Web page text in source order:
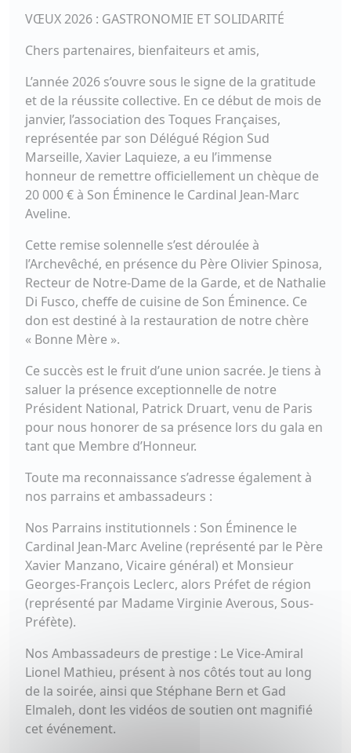
VŒUX 2026 : GASTRONOMIE ET SOLIDARITÉ
​Chers partenaires, bienfaiteurs et amis,
​L’année 2026 s’ouvre sous le signe de la gratitude
et de la réussite collective. En ce début de mois de
janvier, l’association des Toques Françaises,
représentée par son Délégué Région Sud
Marseille, Xavier Laquieze, a eu l’immense
honneur de remettre officiellement un chèque de
20 000 € à Son Éminence le Cardinal Jean-Marc
Aveline.
​Cette remise solennelle s’est déroulée à
l’Archevêché, en présence du Père Olivier Spinosa,
Recteur de Notre-Dame de la Garde, et de Nathalie
Di Fusco, cheffe de cuisine de Son Éminence. Ce
don est destiné à la restauration de notre chère
« Bonne Mère ».
​Ce succès est le fruit d’une union sacrée. Je tiens à
saluer la présence exceptionnelle de notre
Président National, Patrick Druart, venu de Paris
pour nous honorer de sa présence lors du gala en
tant que Membre d’Honneur.
​Toute ma reconnaissance s’adresse également à
nos parrains et ambassadeurs :
​Nos Parrains institutionnels : Son Éminence le
Cardinal Jean-Marc Aveline (représenté par le Père
Xavier Manzano, Vicaire général) et Monsieur
Georges-François Leclerc, alors Préfet de région
(représenté par Madame Virginie Averous, Sous-
Préfète).
​Nos Ambassadeurs de prestige : Le Vice-Amiral
Lionel Mathieu, présent à nos côtés tout au long
de la soirée, ainsi que Stéphane Bern et Gad
Elmaleh, dont les vidéos de soutien ont magnifié
cet événement.